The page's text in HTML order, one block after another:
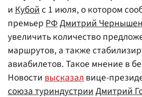
иКубойс 1 июля, о котором
премьерРФДмитрий
увеличить количество
маршрутов, а также
авиабилетов. Такое мнение в
Новостивысказалвице-
союза туриндустрииДмитрий